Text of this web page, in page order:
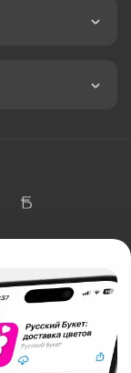
в Москве
«Технология»